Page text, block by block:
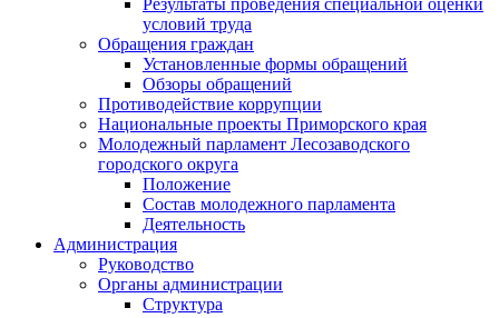
Результаты проведения специальной оценки
условий труда
Обращения граждан
Установленные формы обращений
Обзоры обращений
Противодействие коррупции
Национальные проекты Приморского края
Молодежный парламент Лесозаводского
городского округа
Положение
Состав молодежного парламента
Деятельность
Администрация
Руководство
Органы администрации
Структура